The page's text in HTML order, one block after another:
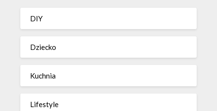
DIY
Dziecko
Kuchnia
Lifestyle